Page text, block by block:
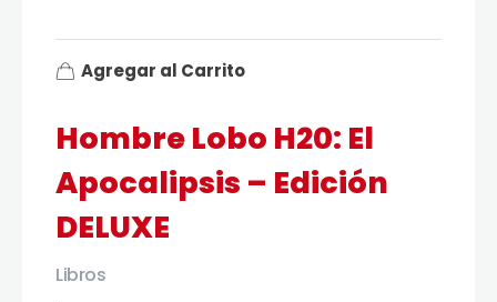
Hombre Lobo H20: El
Apocalipsis – Edición
DELUXE
Libros
Agregar al Carrito